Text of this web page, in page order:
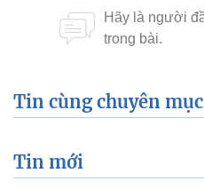
Tin cùng chuyên mục
Tin mới